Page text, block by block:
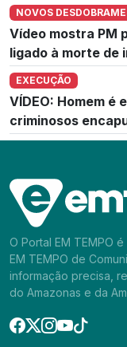
NOVOS
Vídeo mostra PM
ligado à morte de
EXECUÇÃO
VÍDEO: Homem
criminosos
O Portal EM TEMPO
EM TEMPO de
informação precisa,
do Amazonas e da